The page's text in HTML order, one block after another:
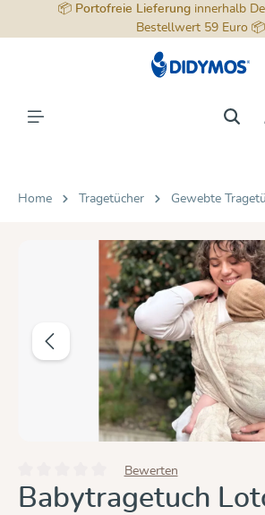
springen
📦 Portofreie Lieferung innerhalb
Bestellwert 59 Euro 📦
Home Tragetücher Gewebte
Bildergalerie überspringen
Durchschnittliche Bewertung von 0 von 5
Bewerten
Babytragetuch